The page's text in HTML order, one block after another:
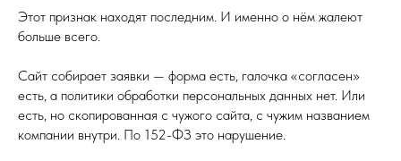
Этот признак находят последним. И именно о нём жалеют
больше всего.
Сайт собирает заявки — форма есть, галочка «согласен»
есть, а политики обработки персональных данных нет. Или
есть, но скопированная с чужого сайта, с чужим названием
компании внутри. По 152-ФЗ это нарушение.